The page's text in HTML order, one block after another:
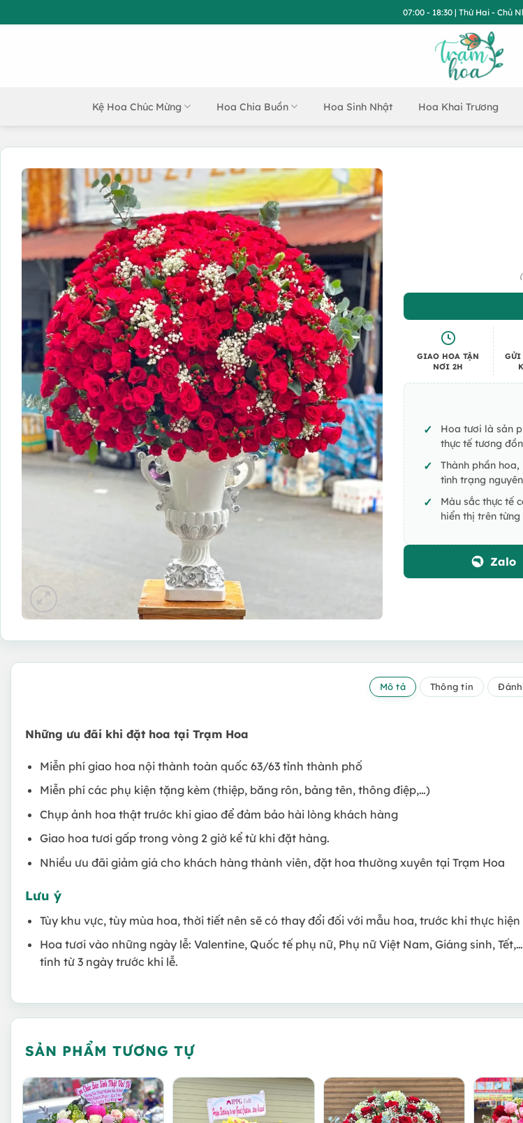
qua
07:00 - 18:30 | Thứ Hai - Chủ
Kệ Hoa Chúc Mừng Hoa Chia Buồn Hoa Sinh Nhật Hoa Khai Trương
GIAO HOA TẬN
NƠI 2H
GỬI
Hoa tươi là sản
thực tế tương
Thành phần
tình trạng
Màu sắc thực tế
hiển thị trên
Zalo
Mô tả Thông tin
Những ưu đãi khi đặt hoa tại Trạm Hoa
Miễn phí giao hoa nội thành toàn quốc 63/63 tỉnh thành phố
Miễn phí các phụ kiện tặng kèm (thiệp, băng rôn, bảng tên, thông điệp,…)
Chụp ảnh hoa thật trước khi giao để đảm bảo hài lòng khách hàng
Giao hoa tươi gấp trong vòng 2 giờ kể từ khi đặt hàng.
Nhiều ưu đãi giảm giá cho khách hàng thành viên, đặt hoa thường xuyên tại Trạm Hoa
Lưu ý
Tùy khu vực, tùy mùa hoa, thời tiết nên sẽ có thay đổi đối với mẫu hoa, trước khi thực
Hoa tươi vào những ngày lễ: Valentine, Quốc tế phụ nữ, Phụ nữ Việt Nam, Giáng sinh,
tính từ 3 ngày trước khi lễ.
SẢN PHẨM TƯƠNG TỰ